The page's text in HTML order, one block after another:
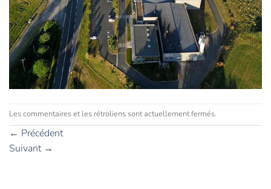
Les commentaires et les rétroliens sont actuellement fermés.
← Précédent
Suivant →